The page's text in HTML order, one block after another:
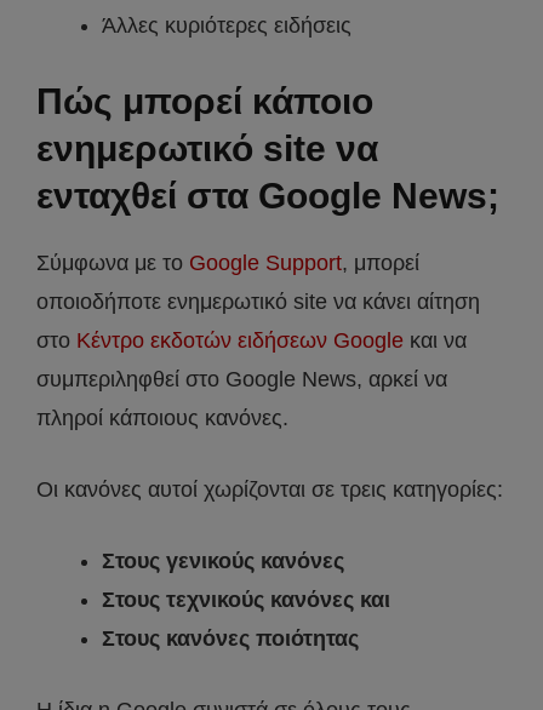
Άλλες κυριότερες ειδήσεις
Πώς μπορεί κάποιο
ενημερωτικό site να
ενταχθεί στα Google News;
Σύμφωνα με τo Google Support, μπορεί
οποιοδήποτε ενημερωτικό site να κάνει αίτηση
στο Κέντρο εκδοτών ειδήσεων Google και να
συμπεριληφθεί στο Google News, αρκεί να
πληροί κάποιους κανόνες.
Οι κανόνες αυτοί χωρίζονται σε τρεις κατηγορίες:
Στους γενικούς κανόνες
Στους τεχνικούς κανόνες και
Στους κανόνες ποιότητας